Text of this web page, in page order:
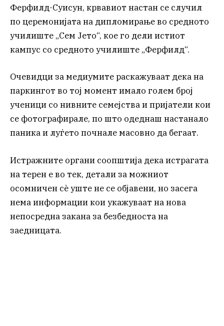
Ферфилд-Суисун, крвавиот настан се случил
по церемонијата на дипломирање во средното
училиште „Сем Јето“, кое го дели истиот
кампус со средното училиште „Ферфилд“.
Очевидци за медиумите раскажуваат дека на
паркингот во тој момент имало голем број
ученици со нивните семејства и пријатели кои
се фотографирале, по што одеднаш настанало
паника и луѓето почнале масовно да бегаат.
Истражните органи соопштија дека истрагата
на терен е во тек, детали за можниот
осомничен сè уште не се објавени, но засега
нема информации кои укажуваат на нова
непосредна закана за безбедноста на
заедницата.